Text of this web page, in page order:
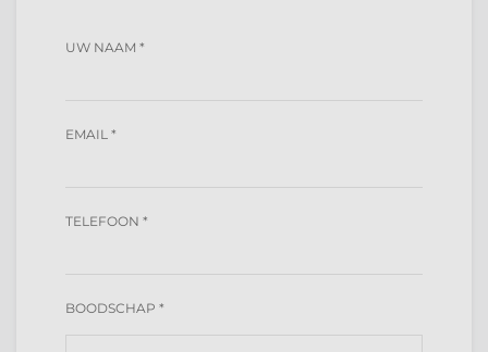
UW NAAM *
EMAIL *
TELEFOON *
BOODSCHAP *